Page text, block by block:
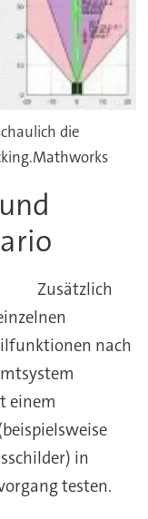
die
Zusätzlich
nach
einem
in
testen.